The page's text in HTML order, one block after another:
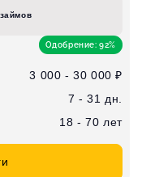
Одобрение: 92%
3 000 - 30 000 ₽
7 - 31 дн.
18 - 70 лет